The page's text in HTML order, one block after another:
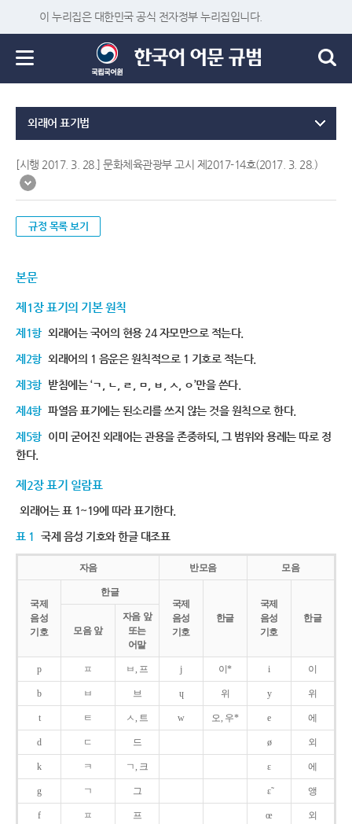
이 누리집은 대한민국 공식 전자정부 누리집입니다.
외래어 표기법
[시행 2017. 3. 28.] 문화체육관광부 고시 제2017-14호(2017. 3. 28.)
규정 목록 보기
본문
제1장 표기의 기본 원칙
제1항 외래어는 국어의 현용 24 자모만으로 적는다.
제2항 외래어의 1 음운은 원칙적으로 1 기호로 적는다.
제3항 받침에는 ‘ㄱ, ㄴ, ㄹ, ㅁ, ㅂ, ㅅ, ㅇ’만을 쓴다.
제4항 파열음 표기에는 된소리를 쓰지 않는 것을 원칙으로 한다.
제5항 이미 굳어진 외래어는 관용을 존중하되, 그 범위와 용례는 따로 정
한다.
제2장 표기 일람표
외래어는 표 1~19에 따라 표기한다.
표 1 국제 음성 기호와 한글 대조표
자음 반모음 모음
국제
음성
기호
한글
국제
음성
기호
한글
국제
음성
기호
한글
모음 앞
자음 앞
또는
어말
p ㅍ ㅂ, 프 j 이* i 이
b ㅂ 브 ɥ 위 y 위
t ㅌ ㅅ, 트 w 오, 우* e 에
d ㄷ 드 ø 외
k ㅋ ㄱ, 크 ɛ 에
g ㄱ 그 ɛ̃ 앵
f ㅍ 프 œ 외